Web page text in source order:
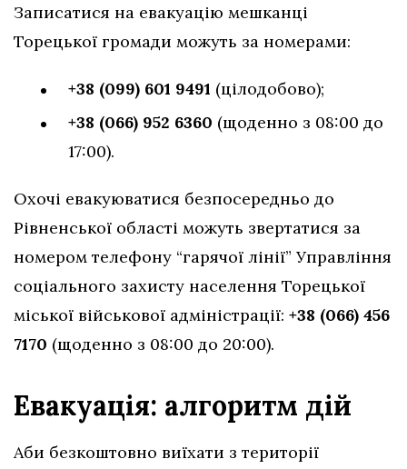
Записатися на евакуацію мешканці
Торецької громади можуть за номерами:
+38 (099) 601 9491 (цілодобово);
+38 (066) 952 6360 (щоденно з 08:00 до
17:00).
Охочі евакуюватися безпосередньо до
Рівненської області можуть звертатися за
номером телефону “гарячої лінії” Управління
соціального захисту населення Торецької
міської військової адміністрації: +38 (066) 456
7170 (щоденно з 08:00 до 20:00).
Евакуація: алгоритм дій
Аби безкоштовно виїхати з території